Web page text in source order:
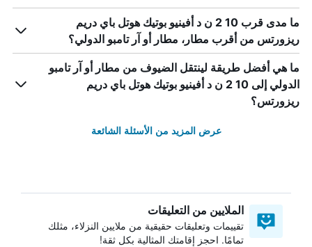
ما مدى قرب 10 2 ن د أفينيو بوتيك هوتل باي دريم
ريزورتس من أقرب مطار، مطار أو آر تامبو الدولي؟
ما هي أفضل طريقة لينتقل الضيوف من مطار أو آر تامبو
الدولي إلى 10 2 ن د أفينيو بوتيك هوتل باي دريم
ريزورتس؟
عرض المزيد من الأسئلة الشائعة
الملايين من التعليقات
تقييمات وتعليقات حقيقية من ملايين النزلاء، مثلك
تمامًا. احجز إقامتك المثالية بكل ثقة!